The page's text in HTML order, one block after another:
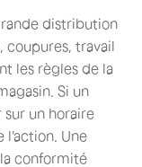
distribution
coupures, travail
les règles de la
Si un
un horaire
l'action. Une
conformité